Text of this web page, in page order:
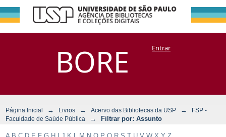
BORE
Filtrar por:
Assunto
DSpace/Manakin + CoriscoEntrar
Página Inicial → Livros → Acervo das Bibliotecas da USP →
FSP -
Faculdade de Saúde Pública
→ Filtrar por: Assunto